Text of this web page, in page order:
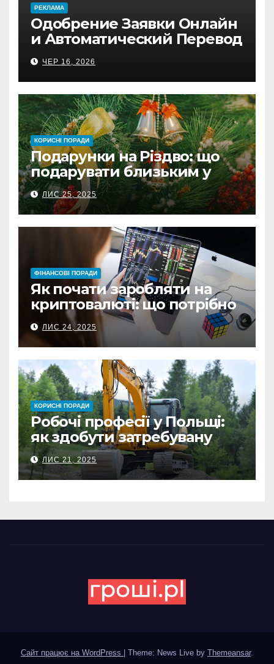
PЕКЛАМА
Одобрение Заявки Онлайн
и Автоматический Перевод
на Банковский Счёт.
Проверь
ЧЕР 16, 2026
КОРИСНІ ПОРАДИ
Подарунки на Різдво: що
подарувати близьким у
Польщі
ЛИС 25, 2025
ФІНАНСОВІ ПОРАДИ
Як почати заробляти на
криптовалюті: що потрібно
знати перед першою
інвестицією
ЛИС 24, 2025
КОРИСНІ ПОРАДИ
Робочі професії у Польщі:
як здобути затребувану
спеціальність та заробляти
гідні гроші
ЛИС 21, 2025
Сайт працює на WordPress Theme: News Live by Themeansar.